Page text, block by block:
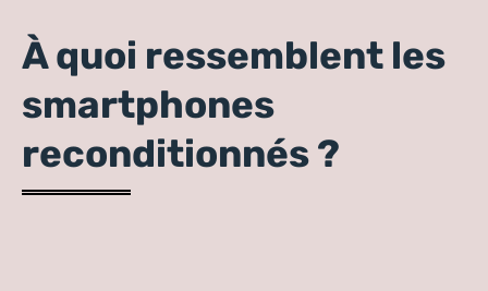
À quoi ressemblent les
smartphones
reconditionnés ?